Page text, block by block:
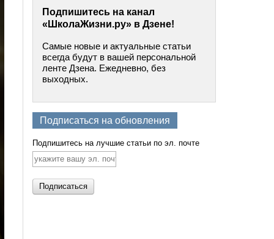
Подпишитесь на канал
«ШколаЖизни.ру» в Дзене!
Самые новые и актуальные статьи
всегда будут в вашей персональной
ленте Дзена. Ежедневно, без
выходных.
Подписаться на обновления
Подпишитесь на лучшие статьи по эл. почте